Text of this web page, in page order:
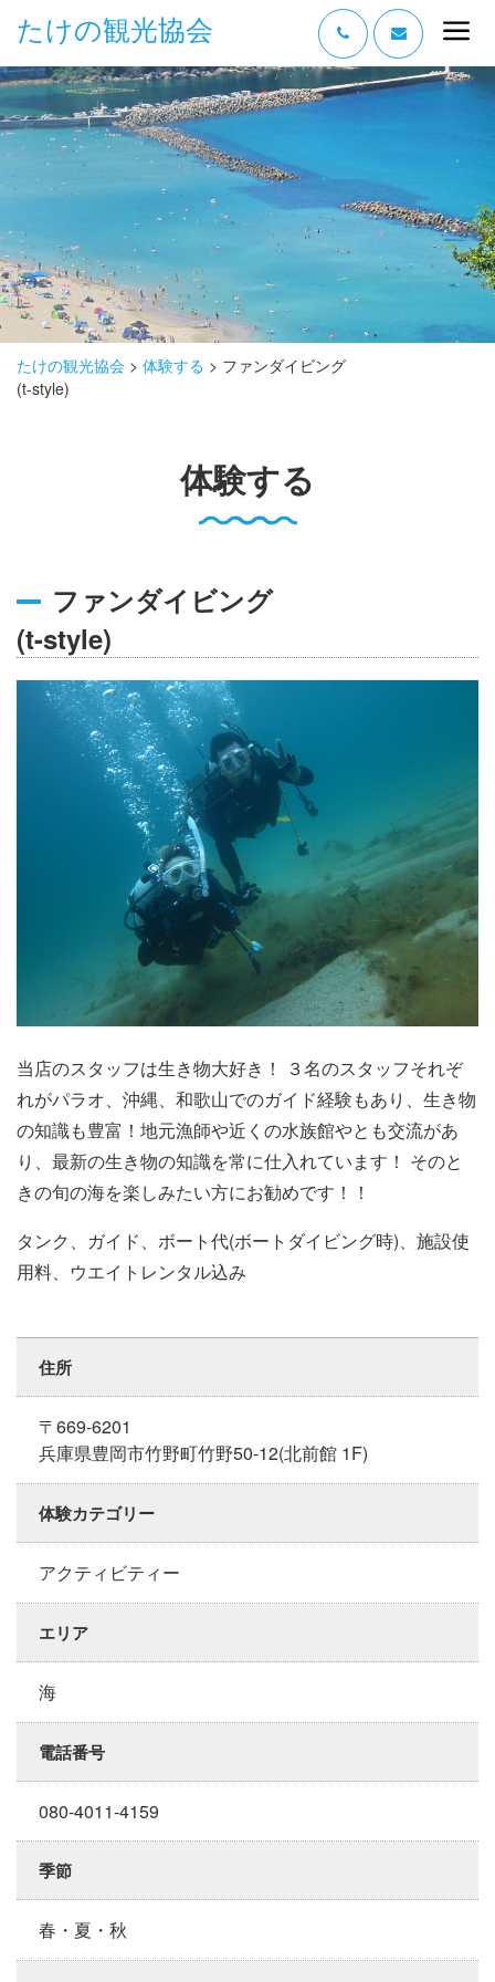
たけの観光協会
“たけの” の魅力
過ごし方
みどころ
泊まる
おみやげ
グルメ
Q O
0796-47-1080
お電話受付時間 9:00〜17:00
たけの観光協会 > 体験する > ファンダイビング
(t-style)
体験する
ファンダイビング
(t-style)
当店のスタッフは生き物大好き！ ３名のスタッフそれぞ
れがパラオ、沖縄、和歌山でのガイド経験もあり、生き物
の知識も豊富！地元漁師や近くの水族館やとも交流があ
り、最新の生き物の知識を常に仕入れています！ そのと
きの旬の海を楽しみたい方にお勧めです！！
タンク、ガイド、ボート代(ボートダイビング時)、施設使
用料、ウエイトレンタル込み
住所
〒669-6201
兵庫県豊岡市竹野町竹野50-12(北前館 1F)
体験カテゴリー
アクティビティー
エリア
海
電話番号
080-4011-4159
季節
春・夏・秋